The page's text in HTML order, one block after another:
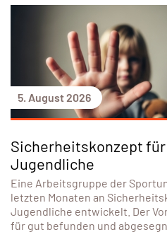
5. August 2026
Sicherheitskonzept
Jugendliche
Eine Arbeitsgruppe der
letzten Monaten an
Jugendliche entwickelt. Der
für gut befunden und